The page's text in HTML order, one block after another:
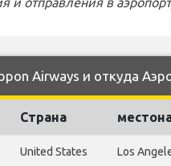
Airways и откуда
Страна
United States Los